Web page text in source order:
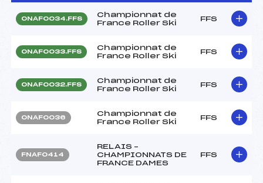
ONAF0034.FFS
Championnat de
France Roller Ski
FFS
ONAF0033.FFS
Championnat de
France Roller Ski
FFS
ONAF0032.FFS
Championnat de
France Roller Ski
FFS
ONAF0036
Championnat de
France Roller Ski
FFS
FNAF0414
RELAIS –
CHAMPIONNATS DE
FRANCE DAMES
FFS